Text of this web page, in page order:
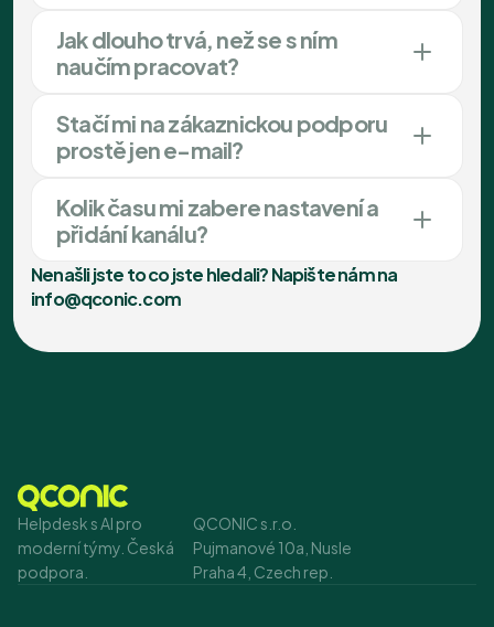
Jak dlouho trvá, než se s ním
naučím pracovat?
Stačí mi na zákaznickou podporu
prostě jen e-mail?
Kolik času mi zabere nastavení a
přidání kanálu?
Nenašli jste to co jste hledali? Napište nám na
info@qconic.com
Helpdesk s AI pro
moderní týmy. Česká
podpora.
QCONIC s.r.o.
Pujmanové 10a, Nusle
Praha 4, Czech rep.